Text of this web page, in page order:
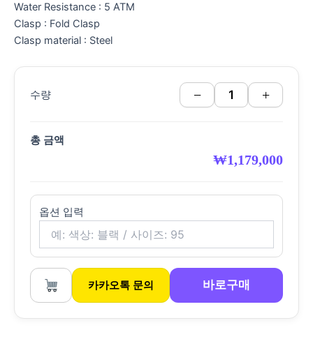
Water Resistance : 5 ATM
Clasp : Fold Clasp
Clasp material : Steel
수량 − +
총 금액
₩1,179,000
옵션 입력
카카오톡 문의 바로구매